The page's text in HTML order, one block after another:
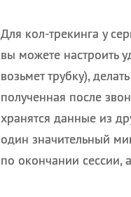
Для кол-трекинга у
вы можете настроить
возьмет трубку),
полученная после
хранятся данные из
один значительный
по окончании сессии,